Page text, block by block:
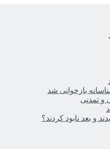
بازخوانی شد
و تمدنی
و بعد نابود کردند؟